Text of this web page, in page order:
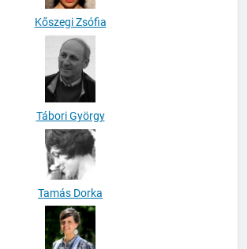
Tábori György
Tamás Dorka
Teket Regina